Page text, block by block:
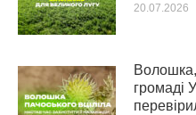
20.07.2026
громаді